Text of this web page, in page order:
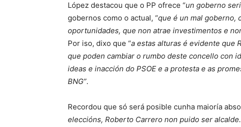
López destacou que o PP ofrece “un goberno
gobernos como o actual, “que é un mal goberno,
oportunidades, que non atrae investimentos e
Por iso, dixo que “a estas alturas é evidente que
que poden cambiar o rumbo deste concello con
ideas e inacción do PSOE e a protesta e as
BNG”.
Recordou que só será posible cunha maioría
eleccións, Roberto Carrero non puido ser